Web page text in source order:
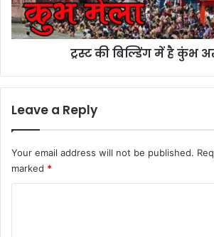
अस्पताल
ट्रस्ट की बिल्डिंग में है कुंभ
Leave a Reply
Your email address will not be published.
marked *